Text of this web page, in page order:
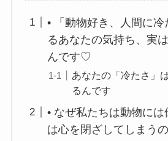
• 「動物好き、人間に
るあなたの気持ち、実
んです♡
あなたの「冷たさ」
るんです
• なぜ私たちは動物に
は心を閉ざしてしまうの